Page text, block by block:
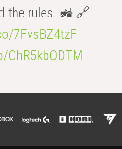
the rules. 🚜 🔗
7FvsBZ4tzF